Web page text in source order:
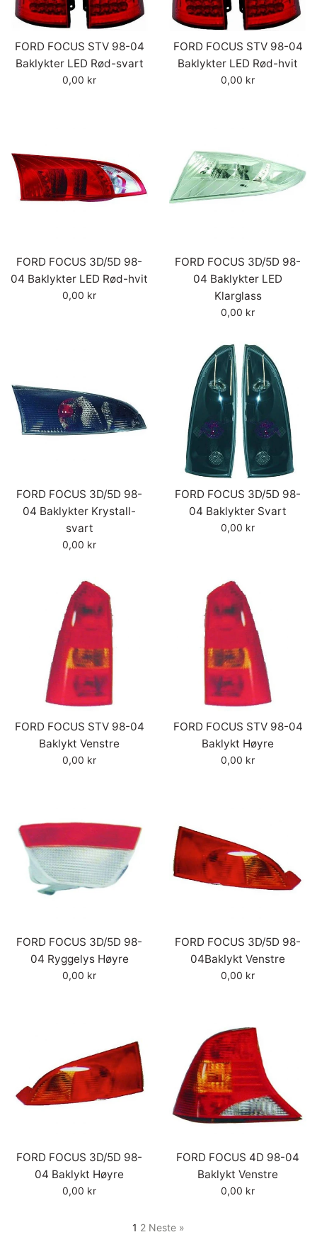
FORD FOCUS STV 98-04
Baklykter LED Rød-svart
Vanlig
0,00 kr
FORD FOCUS STV 98-04
Baklykter LED Rød-hvit
Vanlig
0,00 kr
FORD FOCUS 3D/5D 98-
04 Baklykter LED Rød-hvit
Vanlig
0,00 kr
FORD FOCUS 3D/5D 98-
04 Baklykter LED
Klarglass
Vanlig
0,00 kr
FORD FOCUS 3D/5D 98-
04 Baklykter Krystall-
svart
Vanlig
0,00 kr
FORD FOCUS 3D/5D 98-
04 Baklykter Svart
Vanlig
0,00 kr
FORD FOCUS STV 98-04
Baklykt Venstre
Vanlig
0,00 kr
FORD FOCUS STV 98-04
Baklykt Høyre
Vanlig
0,00 kr
FORD FOCUS 3D/5D 98-
04 Ryggelys Høyre
Vanlig
0,00 kr
FORD FOCUS 3D/5D 98-
04Baklykt Venstre
Vanlig
0,00 kr
FORD FOCUS 3D/5D 98-
04 Baklykt Høyre
Vanlig
0,00 kr
FORD FOCUS 4D 98-04
Baklykt Venstre
Vanlig
0,00 kr
1 2 Neste »